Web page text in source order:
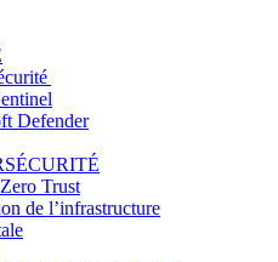
Defender
Trust
de l’infrastructure